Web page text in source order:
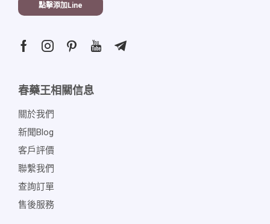
點擊添加line
春藥王相關信息
關於我們
新聞blog
客戶評價
聯繫我們
查詢訂單
售後服務